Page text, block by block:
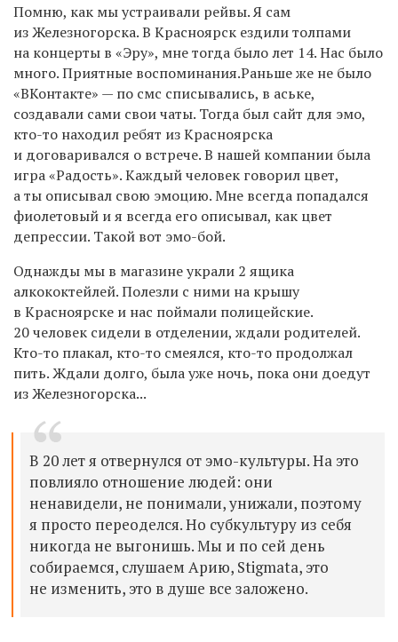
Помню, как мы устраивали рейвы. Я сам
из Железногорска. В Красноярск ездили толпами
на концерты в «Эру», мне тогда было лет 14. Нас было
много. Приятные воспоминания.Раньше же не было
«ВКонтакте» — по смс списывались, в аське,
создавали сами свои чаты. Тогда был сайт для эмо,
кто-то находил ребят из Красноярска
и договаривался о встрече. В нашей компании была
игра «Радость». Каждый человек говорил цвет,
а ты описывал свою эмоцию. Мне всегда попадался
фиолетовый и я всегда его описывал, как цвет
депрессии. Такой вот эмо-бой.
Однажды мы в магазине украли 2 ящика
алкококтейлей. Полезли с ними на крышу
в Красноярске и нас поймали полицейские.
20 человек сидели в отделении, ждали родителей.
Кто-то плакал, кто-то смеялся, кто-то продолжал
пить. Ждали долго, была уже ночь, пока они доедут
из Железногорска...
В 20 лет я отвернулся от эмо-культуры. На это
повлияло отношение людей: они
ненавидели, не понимали, унижали, поэтому
я просто переоделся. Но субкультуру из себя
никогда не выгонишь. Мы и по сей день
собираемся, слушаем Арию, Stigmata, это
не изменить, это в душе все заложено.